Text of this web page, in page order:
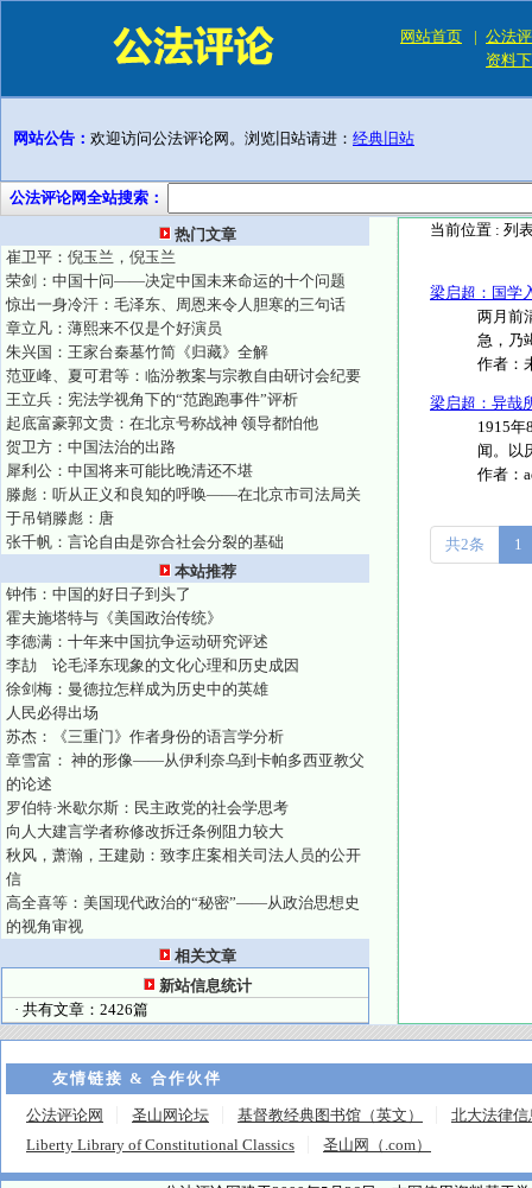
网站首页 | 公法
资料
网站公告： 欢迎访问公法评论网。浏览旧站请进： 经典旧站
公法评论网全站搜索：
热门文章
崔卫平：倪玉兰，倪玉兰
荣剑：中国十问——决定中国未来命运的十个问题
惊出一身冷汗：毛泽东、周恩来令人胆寒的三句话
章立凡：薄熙来不仅是个好演员
朱兴国：王家台秦墓竹简《归藏》全解
范亚峰、夏可君等：临汾教案与宗教自由研讨会纪要
王立兵：宪法学视角下的“范跑跑事件”评析
起底富豪郭文贵：在北京号称战神 领导都怕他
贺卫方：中国法治的出路
犀利公：中国将来可能比晚清还不堪
滕彪：听从正义和良知的呼唤——在北京市司法局关
于吊销滕彪：唐
张千帆：言论自由是弥合社会分裂的基础
本站推荐
钟伟：中国的好日子到头了
霍夫施塔特与《美国政治传统》
李德满：十年来中国抗争运动研究评述
李劼 论毛泽东现象的文化心理和历史成因
徐剑梅：曼德拉怎样成为历史中的英雄
人民必得出场
苏杰：《三重门》作者身份的语言学分析
章雪富： 神的形像——从伊利奈乌到卡帕多西亚教父
的论述
罗伯特·米歇尔斯：民主政党的社会学思考
向人大建言学者称修改拆迁条例阻力较大
秋风，萧瀚，王建勋：致李庄案相关司法人员的公开
信
高全喜等：美国现代政治的“秘密”——从政治思想史
的视角审视
相关文章
新站信息统计
· 共有文章：2426篇
当前位置 : 列
梁启超：国学
两月前
急，乃
作者：
梁启超：异哉
1915年
闻。以
作者：
共2条 1
友情链接 & 合作伙伴
公法评论网 圣山网论坛 基督教经典图书馆（英文）
北大法律信
Liberty Library of Constitutional Classics
圣山网（.com）